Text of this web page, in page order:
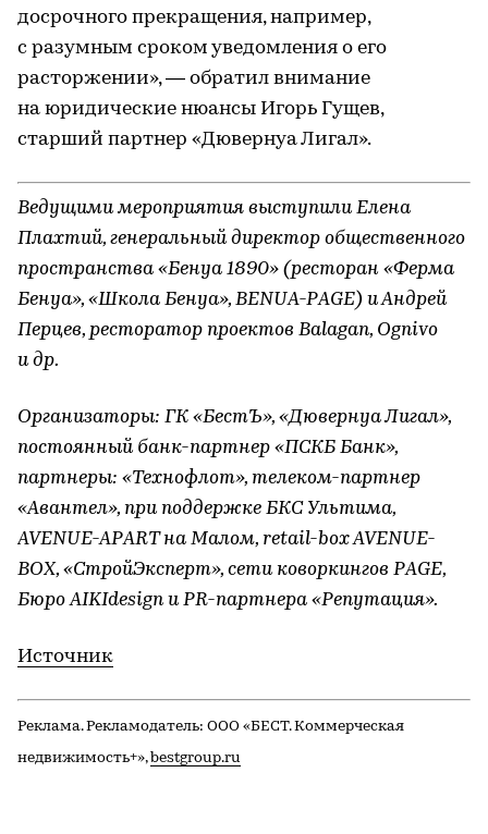
досрочного прекращения, например,
с разумным сроком уведомления о его
расторжении», — обратил внимание
на юридические нюансы Игорь Гущев,
старший партнер «Дювернуа Лигал».
Ведущими мероприятия выступили Елена
Плахтий, генеральный директор общественного
пространства «Бенуа 1890» (ресторан «Ферма
Бенуа», «Школа Бенуа», BENUA-PAGE) и Андрей
Перцев, ресторатор проектов Balagan, Ognivo
и др.
Организаторы: ГК «БестЪ», «Дювернуа Лигал»,
постоянный банк-партнер «ПСКБ Банк»,
партнеры: «Технофлот», телеком-партнер
«Авантел», при поддержке БКС Ультима,
AVENUE-APART на Малом, retail-box AVENUE-
BOX, «СтройЭксперт», сети коворкингов PAGE,
Бюро AIKIdesign и PR-партнера «Репутация».
Источник
Реклама. Рекламодатель: ООО «БЕСТ. Коммерческая
недвижимость+», bestgroup.ru